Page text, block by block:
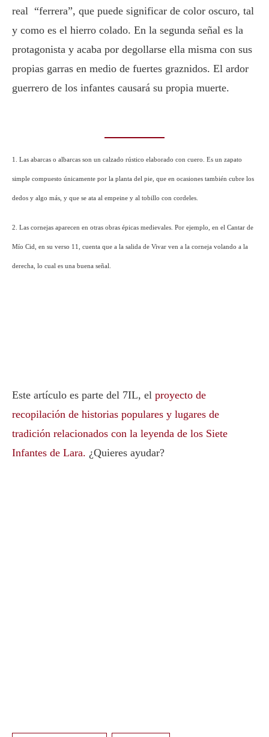
real “ferrera”, que puede significar de color oscuro, tal
y como es el hierro colado. En la segunda señal es la
protagonista y acaba por degollarse ella misma con sus
propias garras en medio de fuertes graznidos. El ardor
guerrero de los infantes causará su propia muerte.
1. Las abarcas o albarcas son un calzado rústico elaborado con cuero. Es un zapato
simple compuesto únicamente por la planta del pie, que en ocasiones también cubre los
dedos y algo más, y que se ata al empeine y al tobillo con cordeles.
2. Las cornejas aparecen en otras obras épicas medievales. Por ejemplo, en el Cantar de
Mío Cid, en su verso 11, cuenta que a la salida de Vivar ven a la corneja volando a la
derecha, lo cual es una buena señal.
Este artículo es parte del 7IL, el proyecto de
recopilación de historias populares y lugares de
tradición relacionados con la leyenda de los Siete
Infantes de Lara. ¿Quieres ayudar?